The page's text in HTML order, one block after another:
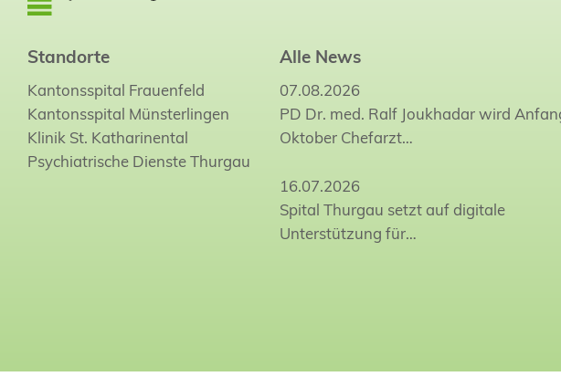
Standorte
Kantonsspital Frauenfeld
Kantonsspital Münsterlingen
Klinik St. Katharinental
Psychiatrische Dienste Thurgau
Alle News
07.08.2026
PD Dr. med. Ralf Joukhadar wird
Oktober Chefarzt…
16.07.2026
Spital Thurgau setzt auf digitale
Unterstützung für…